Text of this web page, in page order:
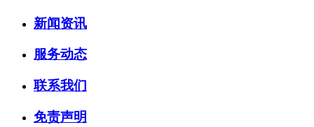
新闻资讯
服务动态
联系我们
免责声明